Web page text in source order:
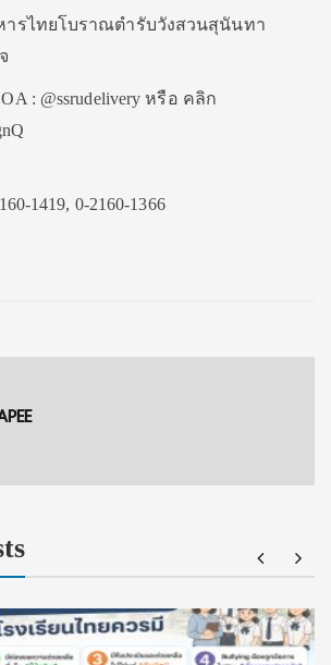
ารไทยโบราณตำรับวังสวนสุนันทา
: @ssrudelivery หรือ คลิก
1419, 0-2160-1366